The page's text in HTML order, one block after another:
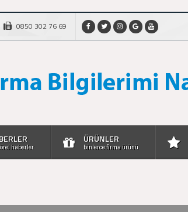
0850 302 76 69
haberler
ÜRÜNLER
binlerce firma ürünü